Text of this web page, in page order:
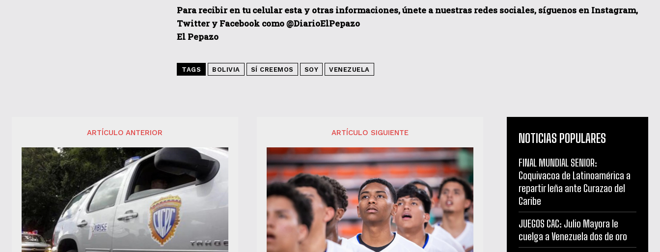
Para recibir en tu celular esta y otras informaciones, únete a nuestras redes sociales, síguenos en Instagram,
Twitter y Facebook como @DiarioElPepazo
El Pepazo
TAGS BOLIVIA SÍ CREEMOS SOY VENEZUELA
ARTÍCULO ANTERIOR ARTÍCULO SIGUIENTE NOTICIAS POPULARES
FINAL MUNDIAL SENIOR:
Coquivacoa de Latinoamérica a
repartir leña ante Curazao del
Caribe
JUEGOS CAC: Julio Mayora le
cuelga a Venezuela dos de oro